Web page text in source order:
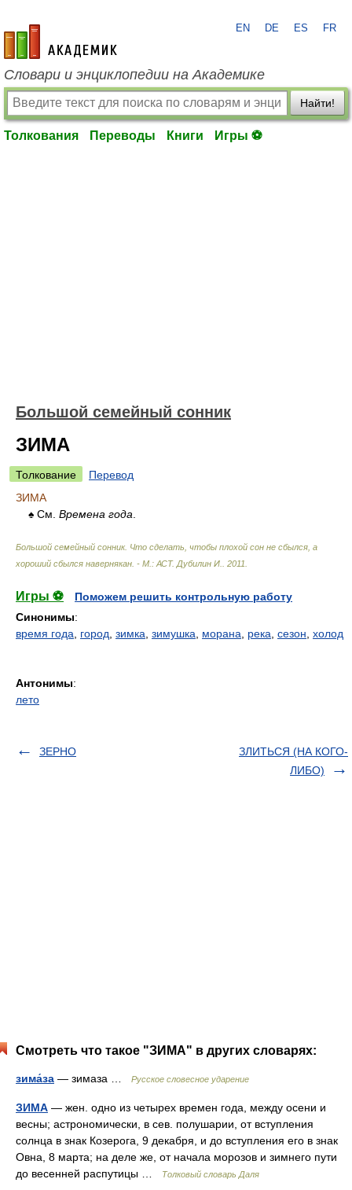
academic.ru
EN DE ES FR
Словари и энциклопедии на Академике
Найти!
Толкования Переводы Книги Игры ⚽
Большой семейный сонник
ЗИМА
Толкование
Перевод
ЗИМА
♠ См. Времена года
Большой семейный сонник. Что сделать, чтобы плохой сон не сбылся, а
хороший сбылся навернякан. - М.: АСТ. Дубилин И. 2011
Игры ⚽
Поможем решить контрольную работу
Синонимы:
время года
город зимка зимушка морана река сезон холод
Антонимы:
лето
ЗЕРНО
ЗЛИТЬСЯ (НА КОГО-
ЛИБО)
Смотреть что такое "ЗИМА" в других словарях:
зима́за — зимаза … Русское словесное ударение
ЗИМА — жен. одно из четырех времен года, между осени и
весны; астрономически, в сев. полушарии, от вступления
солнца в знак Козерога, 9 декабря, и до вступления его в знак
Овна, 8 марта; на деле же, от начала морозов и зимнего пути
до весенней распутицы …
Толковый словарь Даля